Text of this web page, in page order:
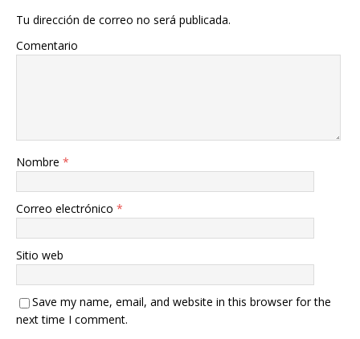
Tu dirección de correo no será publicada.
Comentario
Nombre *
Correo electrónico *
Sitio web
Save my name, email, and website in this browser for the
next time I comment.